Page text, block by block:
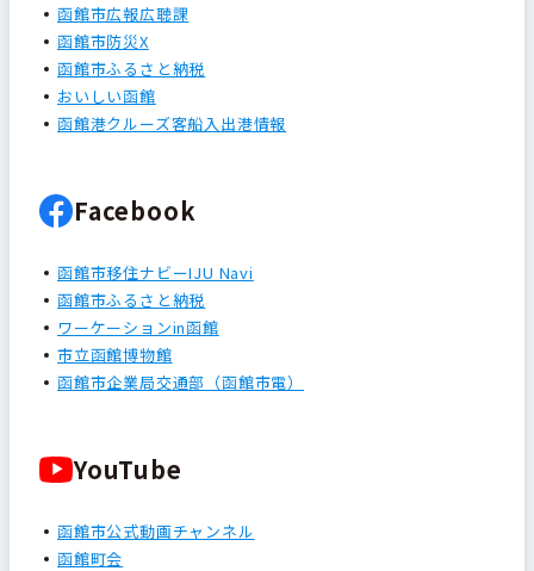
函館市広報広聴課
函館市防災X
函館市ふるさと納税
おいしい函館
函館港クルーズ客船入出港情報
Facebook
函館市移住ナビーIJU Navi
函館市ふるさと納税
ワーケーションin函館
市立函館博物館
函館市企業局交通部（函館市電）
YouTube
函館市公式動画チャンネル
函館町会